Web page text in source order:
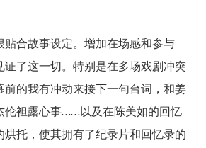
贴合故事设定。增加在场感和参与
了这一切。特别是在多场戏剧冲突
前的我有冲动来接下一句台词，和姜
伦袒露心事……以及在陈美如的回忆
托，使其拥有了纪录片和回忆录的